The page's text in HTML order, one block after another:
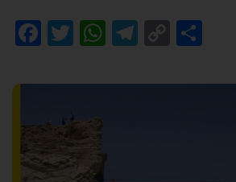
Facebook
Twitter
WhatsApp
Telegram
Copy
Link